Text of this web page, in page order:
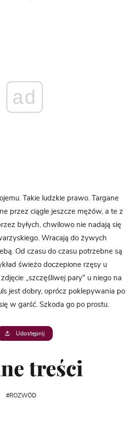
ad
Takie ludzkie prawo. Targane
przez ciągle jeszcze mężów, a te z
byłych, chwilowo nie nadają się
Wracają do żywych
Od czasu do czasu potrzebne są
świeżo doczepione rzęsy u
„szczęśliwej pary” u niego na
jest dobry, oprócz poklepywania po
w garść. Szkoda go po prostu.
Udostępnij
treści
ROZWÓD